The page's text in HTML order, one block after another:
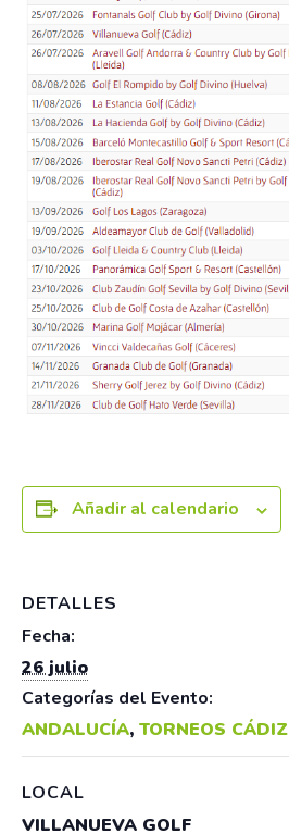
Añadir al calendario
DETALLES
Fecha:
26 julio
Categorías del Evento:
ANDALUCÍA, TORNEOS CÁDIZ
LOCAL
VILLANUEVA GOLF